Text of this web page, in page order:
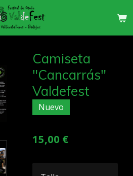
Camiseta
"Cancarrás"
Valdefest
Nuevo
15,00 €